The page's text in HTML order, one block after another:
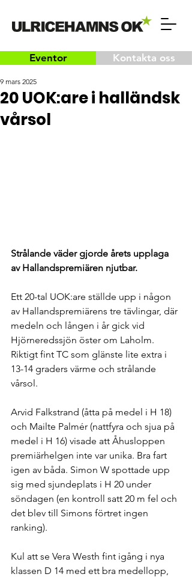
Eventor Kontakta oss
20 UOK:are i halländsk
vårsol
9 mars 2025
Strålande väder gjorde årets upplaga
av Hallandspremiären njutbar.
Ett 20-tal UOK:are ställde upp i någon
av Hallandspremiärens tre tävlingar, där
medeln och lången i år gick vid
Hjörneredssjön öster om Laholm.
Riktigt fint TC som glänste lite extra i
13-14 graders värme och strålande
vårsol.
Arvid Falkstrand (åtta på medel i H 18)
och Mailte Palmér (nattfyra och sjua på
medel i H 16) visade att Åhusloppen
premiärhelgen inte var unika. Bra fart
igen av båda. Simon W spottade upp
sig med sjundeplats i H 20 under
söndagen (en kontroll satt 20 m fel och
det blev till Simons förtret ingen
ranking).
Kul att se Vera Westh fint igång i nya
klassen D 14 med ett bra medellopp,